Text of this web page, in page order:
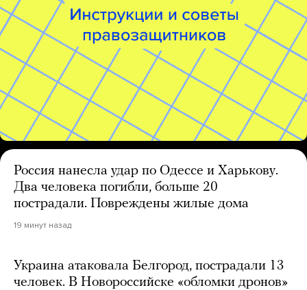
Россия нанесла удар по Одессе и Харькову.
Два человека погибли, больше 20
пострадали. Повреждены жилые дома
19 минут назад
Украина атаковала Белгород, пострадали 13
человек. В Новороссийске «обломки дронов»